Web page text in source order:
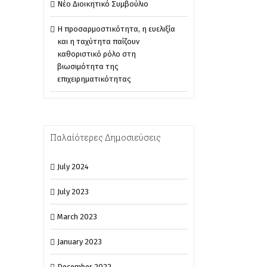
Νέο Διοικητικό Συμβούλιο
Η προσαρμοστικότητα, η ευελιξία
και η ταχύτητα παίζουν
καθοριστικό ρόλο στη
βιωσιμότητα της
επιχειρηματικότητας
Παλαίότερες Δημοσιεύσεις
July 2024
July 2023
March 2023
January 2023